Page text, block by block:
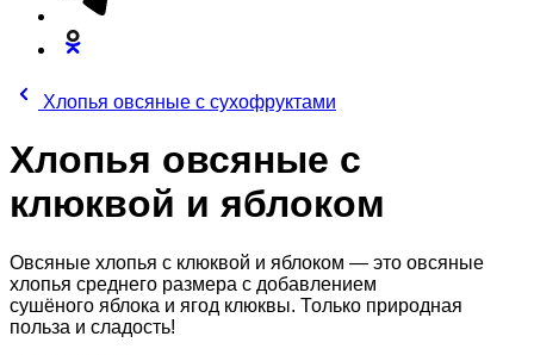
Хлопья овсяные с сухофруктами
Хлопья овсяные с
клюквой и яблоком
Овсяные хлопья с клюквой и яблоком — это овсяные
хлопья среднего размера с добавлением
сушёного яблока и ягод клюквы. Только природная
польза и сладость!